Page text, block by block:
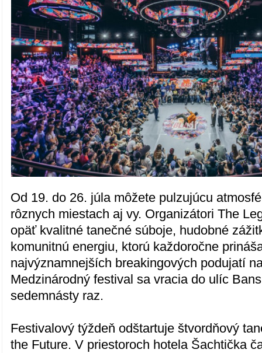
Od 19. do 26. júla môžete pulzujúcu
rôznych miestach aj vy. Organizátori The
opäť kvalitné tanečné súboje, hudobné
komunitnú energiu, ktorú každoročne
najvýznamnejších breakingových podujatí
Medzinárodný festival sa vracia do ulíc
sedemnásty raz.
Festivalový týždeň odštartuje štvordňový
the Future. V priestoroch hotela Šachtička